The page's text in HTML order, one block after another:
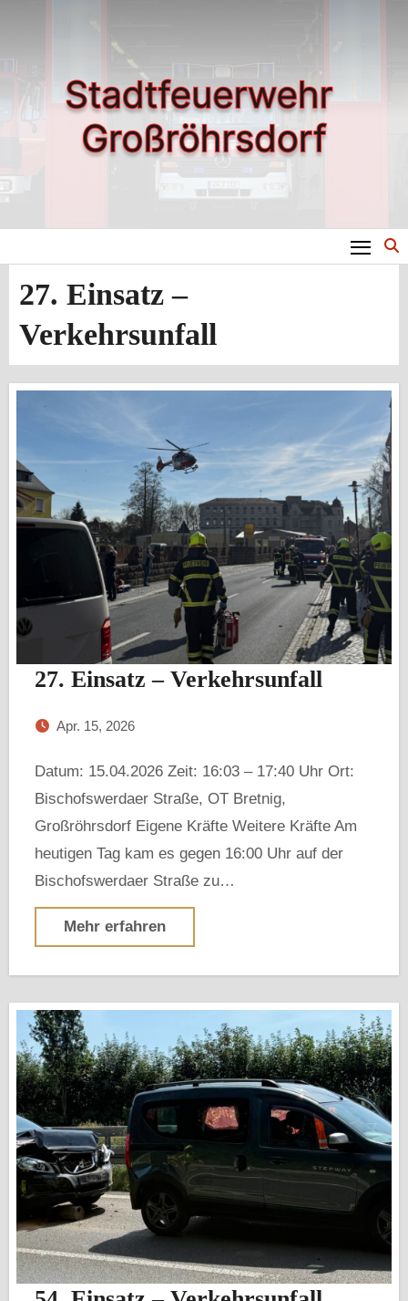
springen
27. Einsatz –
Verkehrsunfall
27. Einsatz – Verkehrsunfall
Apr. 15, 2026
Datum: 15.04.2026 Zeit: 16:03 – 17:40 Uhr Ort:
Bischofswerdaer Straße, OT Bretnig,
Großröhrsdorf Eigene Kräfte Weitere Kräfte Am
heutigen Tag kam es gegen 16:00 Uhr auf der
Bischofswerdaer Straße zu…
Mehr erfahren